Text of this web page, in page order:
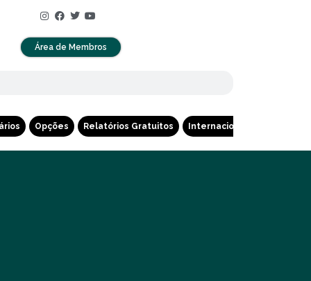
Área de Membros
Opções Relatórios Gratuitos Internacional